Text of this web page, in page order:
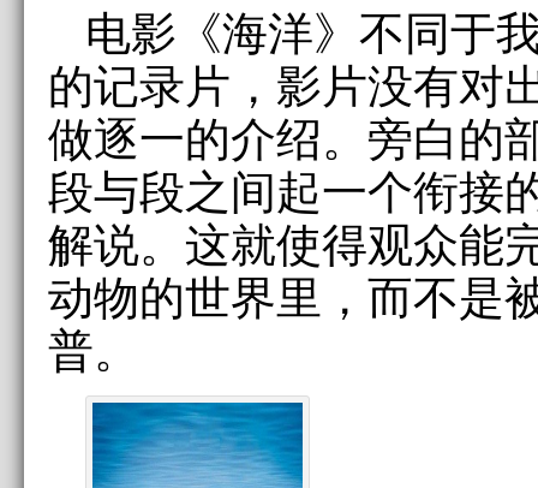
电影《海洋》不同于
的记录片，影片没有对
做逐一的介绍。旁白的
段与段之间起一个衔接
解说。这就使得观众能
动物的世界里，而不是
普。